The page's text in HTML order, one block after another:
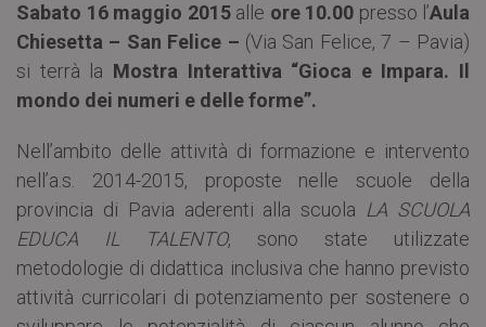
Sabato 16 maggio 2015 alle ore 10.00 presso l’Aula
Chiesetta – San Felice – (Via San Felice, 7 – Pavia)
si terrà la Mostra Interattiva “Gioca e Impara. Il
mondo dei numeri e delle forme”.
Nell’ambito delle attività di formazione e intervento
nell’a.s. 2014-2015, proposte nelle scuole della
provincia di Pavia aderenti alla scuola LA SCUOLA
EDUCA IL TALENTO, sono state utilizzate
metodologie di didattica inclusiva che hanno previsto
attività curricolari di potenziamento per sostenere o